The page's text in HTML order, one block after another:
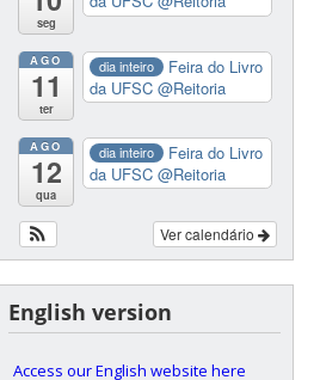
seg
AGO
11
ter
dia inteiro
Feira do Livro
da UFSC@Reitoria
AGO
12
qua
dia inteiro
Feira do Livro
da UFSC@Reitoria
Ver calendário
English version
Access our English website here